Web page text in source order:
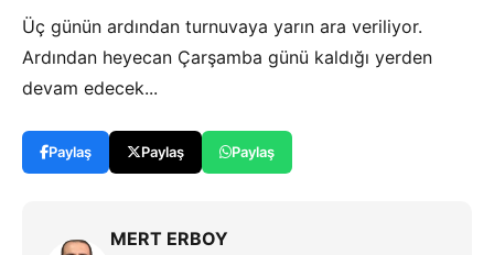
Üç günün ardından turnuvaya yarın ara veriliyor.
Ardından heyecan Çarşamba günü kaldığı yerden
devam edecek...
Paylaş Paylaş Paylaş
MERT ERBOY